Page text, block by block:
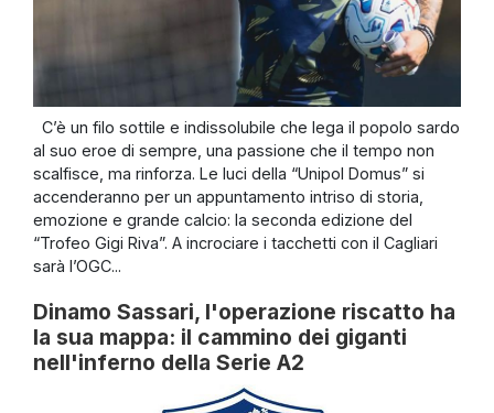
C’è un filo sottile e indissolubile che lega il popolo sardo
al suo eroe di sempre, una passione che il tempo non
scalfisce, ma rinforza. Le luci della “Unipol Domus” si
accenderanno per un appuntamento intriso di storia,
emozione e grande calcio: la seconda edizione del
“Trofeo Gigi Riva”. A incrociare i tacchetti con il Cagliari
sarà l’OGC...
Dinamo Sassari, l'operazione riscatto ha
la sua mappa: il cammino dei giganti
nell'inferno della Serie A2